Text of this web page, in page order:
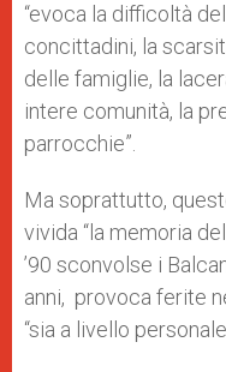
“evoca la difficoltà
concittadini, la
delle famiglie, la
intere comunità, la
parrocchie”.
Ma soprattutto,
vivida “la memoria
’90 sconvolse i
anni, provoca ferite
“sia a livello